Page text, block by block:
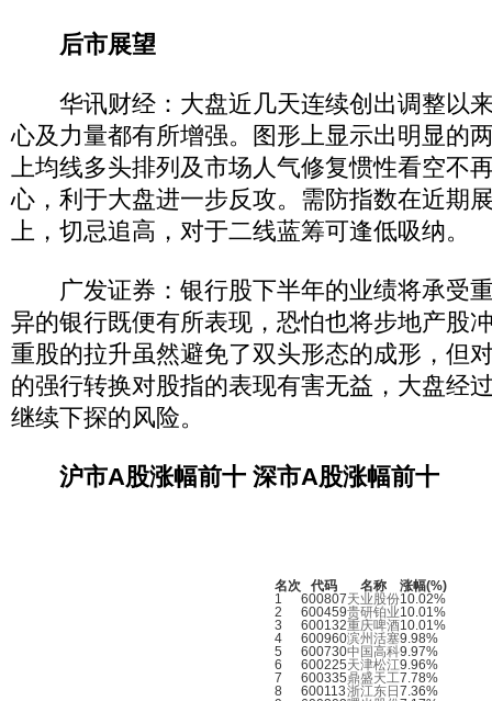
后市展望
华讯财经：大盘近几天连续创出调整以
心及力量都有所增强。图形上显示出明显的
上均线多头排列及市场人气修复惯性看空不
心，利于大盘进一步反攻。需防指数在近期
上，切忌追高，对于二线蓝筹可逢低吸纳。
广发证券：银行股下半年的业绩将承受
异的银行既便有所表现，恐怕也将步地产股
重股的拉升虽然避免了双头形态的成形，但
的强行转换对股指的表现有害无益，大盘经
继续下探的风险。
沪市A股涨幅前十 深市A股涨幅前十
名次 代码 名称
涨幅(%)
1
600807天业股份10.02%
2
600459贵研铂业10.01%
3
600132重庆啤酒10.01%
4
600960滨州活塞9.98%
5
600730中国高科9.97%
6
600225天津松江9.96%
7
600335鼎盛天工7.78%
8
600113浙江东日 7.36%